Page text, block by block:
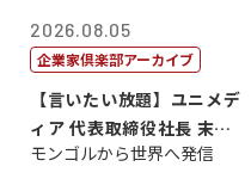
2026.08.05
企業家倶楽部アーカイブ
【言いたい放題】ユニメデ
ィア 代表取締役社長 末田
真
モンゴルから世界へ発信